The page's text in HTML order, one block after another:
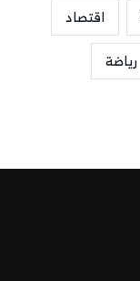
اقتصاد
رياضة